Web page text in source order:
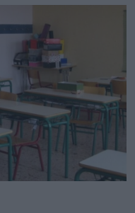
έρευνα του
εν
Σώματος, η οποία
[…]